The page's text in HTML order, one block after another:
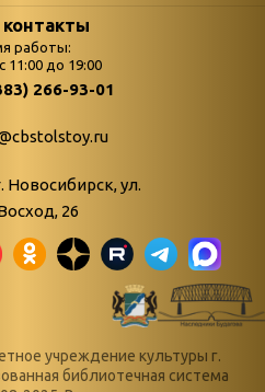
точь-в-
поступлений
Война. Народ.
живые»
«Мне всё
снятся
военной поры
работы:
11:00 до 19:00
266-93-01
Новосибирск, ул.
26
учреждение культуры г.
библиотечная система